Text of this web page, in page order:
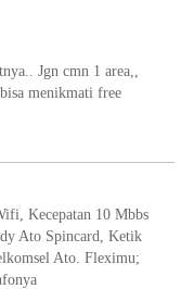
Jgn cmn 1 area,,
menikmati free
Kecepatan 10 Mbbs
Ato Spincard, Ketik
Ato. Fleximu;